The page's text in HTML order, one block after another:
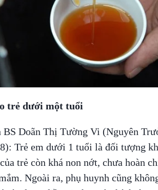
trẻ dưới một tuổi
BS Doãn Thị Tường Vi (Nguyên
Trẻ em dưới 1 tuổi là đối tượng
trẻ còn khá non nớt, chưa hoàn
Ngoài ra, phụ huynh cũng